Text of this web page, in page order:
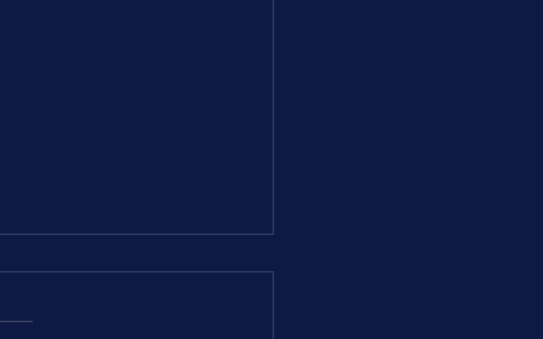
= TERÇA-FEIRA = 04.08.26 =